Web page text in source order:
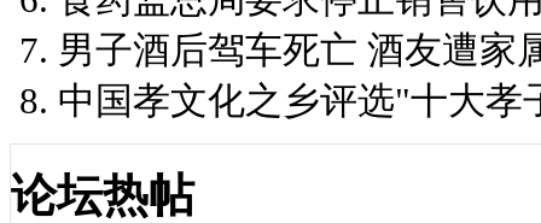
男子酒后驾车死亡 酒友遭家
中国孝文化之乡评选"十大孝
论坛热帖